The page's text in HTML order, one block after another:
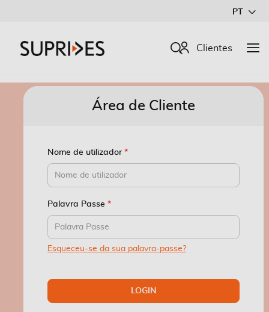
Conteúdo
PT
Procurar
Clientes
Área de Cliente
Nome de utilizador
Palavra Passe
Esqueceu-se da sua palavra-passe?
LOGIN